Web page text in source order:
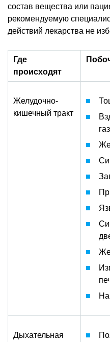
состав вещества или
рекомендуемую
действий лекарства не
Где
происходят
Желудочно-
кишечный тракт
Дыхательная